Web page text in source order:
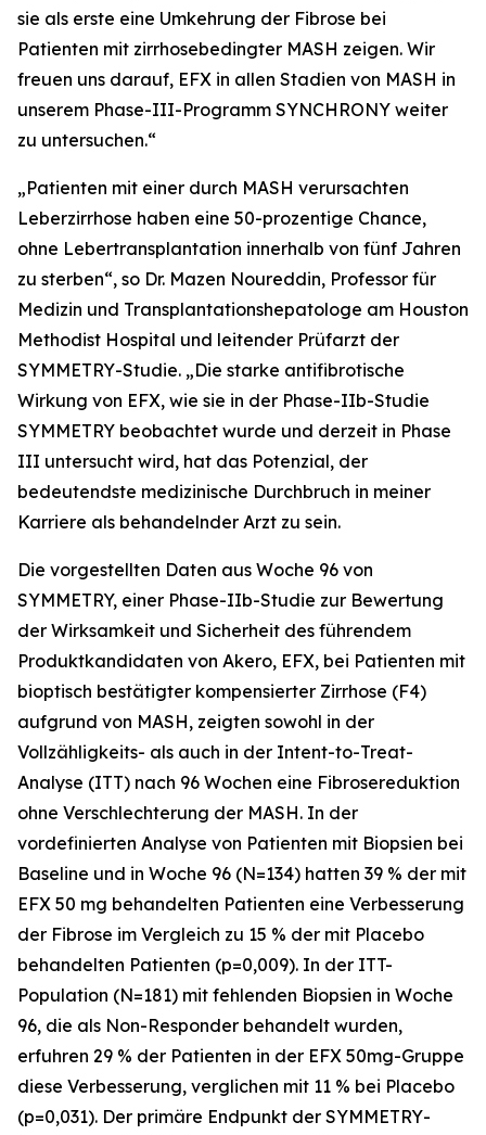
sie als erste eine Umkehrung der Fibrose bei
Patienten mit zirrhosebedingter MASH zeigen. Wir
freuen uns darauf, EFX in allen Stadien von MASH in
unserem Phase-III-Programm SYNCHRONY weiter
zu untersuchen.“
„Patienten mit einer durch MASH verursachten
Leberzirrhose haben eine 50-prozentige Chance,
ohne Lebertransplantation innerhalb von fünf Jahren
zu sterben“, so Dr. Mazen Noureddin, Professor für
Medizin und Transplantationshepatologe am Houston
Methodist Hospital und leitender Prüfarzt der
SYMMETRY-Studie. „Die starke antifibrotische
Wirkung von EFX, wie sie in der Phase-IIb-Studie
SYMMETRY beobachtet wurde und derzeit in Phase
III untersucht wird, hat das Potenzial, der
bedeutendste medizinische Durchbruch in meiner
Karriere als behandelnder Arzt zu sein.
Die vorgestellten Daten aus Woche 96 von
SYMMETRY, einer Phase-IIb-Studie zur Bewertung
der Wirksamkeit und Sicherheit des führendem
Produktkandidaten von Akero, EFX, bei Patienten mit
bioptisch bestätigter kompensierter Zirrhose (F4)
aufgrund von MASH, zeigten sowohl in der
Vollzähligkeits- als auch in der Intent-to-Treat-
Analyse (ITT) nach 96 Wochen eine Fibrosereduktion
ohne Verschlechterung der MASH. In der
vordefinierten Analyse von Patienten mit Biopsien bei
Baseline und in Woche 96 (N=134) hatten 39 % der mit
EFX 50 mg behandelten Patienten eine Verbesserung
der Fibrose im Vergleich zu 15 % der mit Placebo
behandelten Patienten (p=0,009). In der ITT-
Population (N=181) mit fehlenden Biopsien in Woche
96, die als Non-Responder behandelt wurden,
erfuhren 29 % der Patienten in der EFX 50mg-Gruppe
diese Verbesserung, verglichen mit 11 % bei Placebo
(p=0,031). Der primäre Endpunkt der SYMMETRY-